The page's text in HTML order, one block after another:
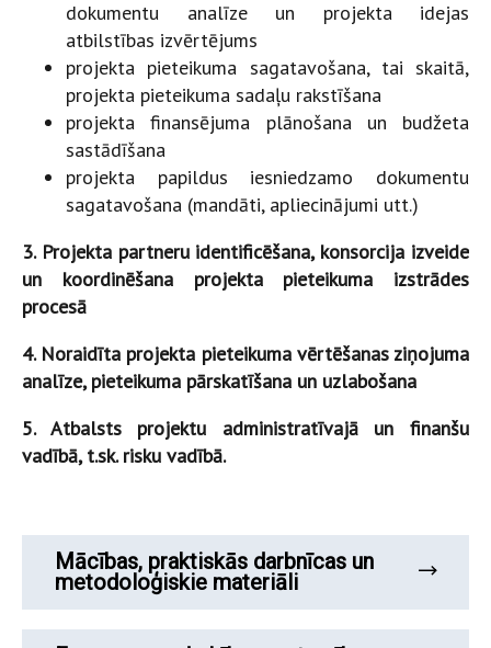
dokumentu analīze un projekta idejas
atbilstības izvērtējums
projekta pieteikuma sagatavošana, tai skaitā,
projekta pieteikuma sadaļu rakstīšana
projekta finansējuma plānošana un budžeta
sastādīšana
projekta papildus iesniedzamo dokumentu
sagatavošana (mandāti, apliecinājumi utt.)
3. Projekta partneru identificēšana, konsorcija izveide
un koordinēšana projekta pieteikuma izstrādes
procesā
4. Noraidīta projekta pieteikuma vērtēšanas ziņojuma
analīze, pieteikuma pārskatīšana un uzlabošana
5. Atbalsts projektu administratīvajā un finanšu
vadībā, t.sk. risku vadībā.
Mācības, praktiskās darbnīcas un
metodoloģiskie materiāli